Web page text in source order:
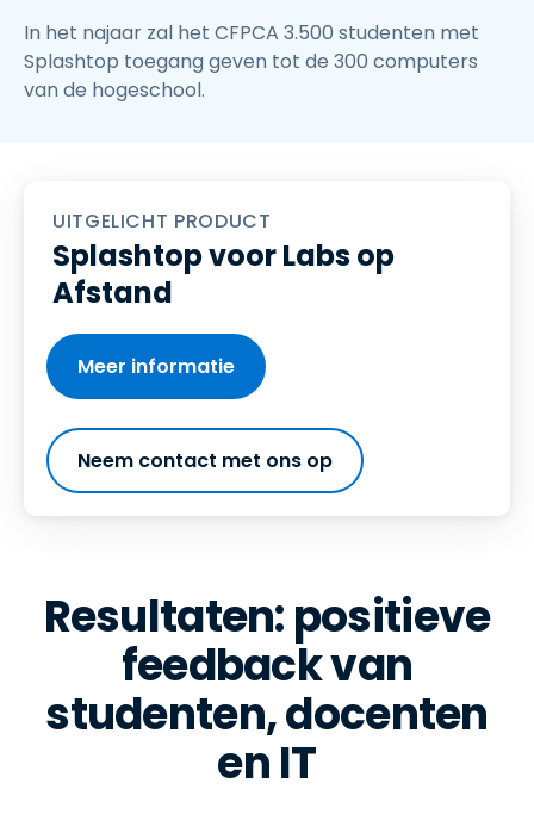
In het najaar zal het CFPCA 3.500 studenten met
Splashtop toegang geven tot de 300 computers
van de hogeschool.
UITGELICHT PRODUCT
Splashtop voor Labs op
Afstand
Meer informatie
Neem contact met ons op
Resultaten: positieve
feedback van
studenten, docenten
en IT